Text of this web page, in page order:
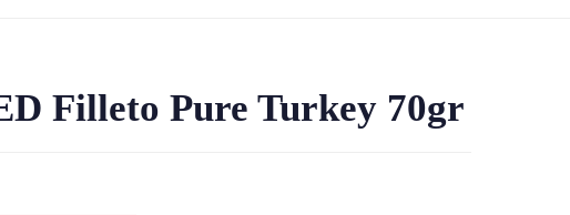
Filleto Pure Turkey 70gr